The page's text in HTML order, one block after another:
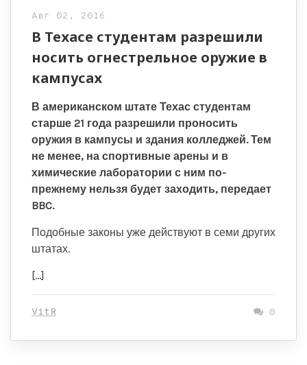
Авг 02, 2016
В Техасе студентам разрешили
носить огнестрельное оружие в
кампусах
В американском штате Техас студентам
старше 21 года разрешили проносить
оружия в кампусы и здания колледжей. Тем
не менее, на спортивные арены и в
химические лаборатории с ним по-
прежнему нельзя будет заходить, передает
BBC.
Подобные законы уже действуют в семи других
штатах.
[…]
VitR 0